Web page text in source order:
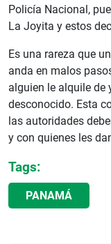
Policía Nacional,
La Joyita y estos
Es una rareza que
anda en malos
alguien le alquile de
desconocido. Esta
las autoridades
y con quienes les
Tags:
PANAMÁ